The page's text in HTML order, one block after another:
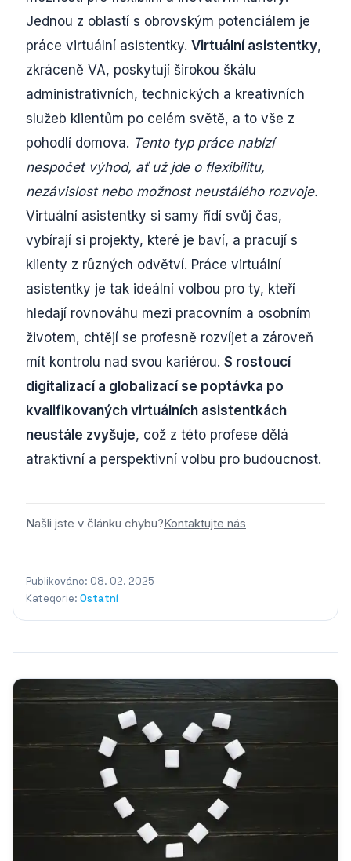
Jednou z oblastí s obrovským potenciálem je
práce virtuální asistentky. Virtuální asistentky,
zkráceně VA, poskytují širokou škálu
administrativních, technických a kreativních
služeb klientům po celém světě, a to vše z
pohodlí domova. Tento typ práce nabízí
nespočet výhod, ať už jde o flexibilitu,
nezávislost nebo možnost neustálého rozvoje.
Virtuální asistentky si samy řídí svůj čas,
vybírají si projekty, které je baví, a pracují s
klienty z různých odvětví. Práce virtuální
asistentky je tak ideální volbou pro ty, kteří
hledají rovnováhu mezi pracovním a osobním
životem, chtějí se profesně rozvíjet a zároveň
mít kontrolu nad svou kariérou. S rostoucí
digitalizací a globalizací se poptávka po
kvalifikovaných virtuálních asistentkách
neustále zvyšuje, což z této profese dělá
atraktivní a perspektivní volbu pro budoucnost.
Našli jste v článku chybu?Kontaktujte nás
Publikováno: 08. 02. 2025
Kategorie: Ostatní